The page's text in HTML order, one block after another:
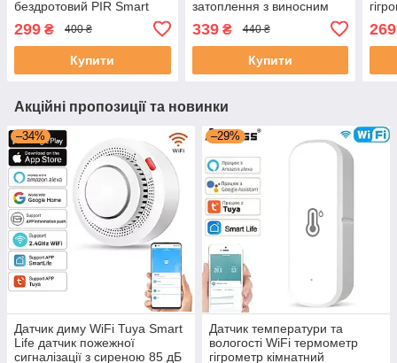
бездротовий PIR Smart
299 ₴ 400 ₴
Купити
затоплення з виносним
339₴ 440 ₴
Купити
для
269
Акційні пропозиції та новинки
–34%
Датчик диму WiFi Tuya Smart
Life датчик пожежної
сигналізації з сиреною 85 дБ
–29%
Датчик температури та
вологості WiFi термометр
гігрометр кімнатний